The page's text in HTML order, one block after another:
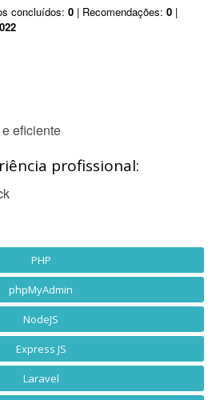
concluídos: 0 | Recomendações: 0 |
eficiente
profissional:
PHP
phpMyAdmin
NodeJS
Express JS
Laravel